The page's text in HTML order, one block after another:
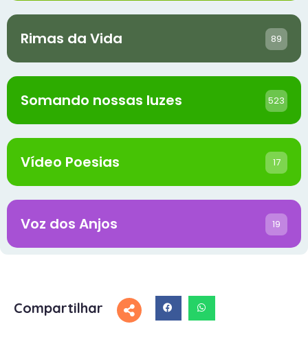
Rimas da Vida 89
Somando nossas luzes 523
Vídeo Poesias 17
Voz dos Anjos 19
Compartilhar